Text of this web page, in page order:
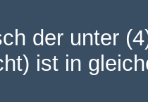
der unter
ist in